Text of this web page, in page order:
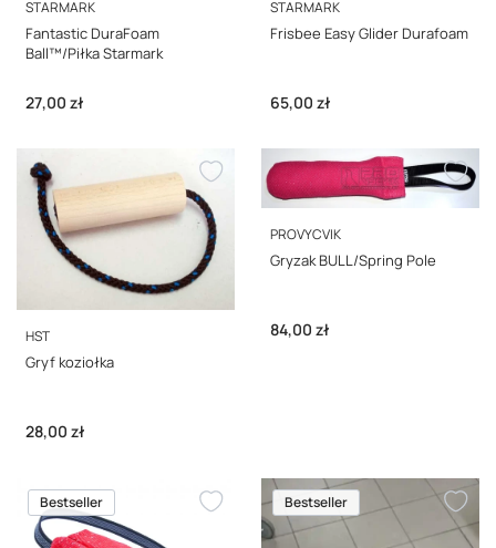
PRODUCENT
STARMARK
Fantastic DuraFoam
Ball™/Piłka Starmark
Cena
27,00 zł
PRODUCENT
STARMARK
Frisbee Easy Glider Durafoam
Cena
65,00 zł
PRODUCENT
HST
Gryf koziołka
Cena
28,00 zł
PRODUCENT
PROVYCVIK
Gryzak BULL/Spring Pole
Cena
84,00 zł
Bestseller Bestseller